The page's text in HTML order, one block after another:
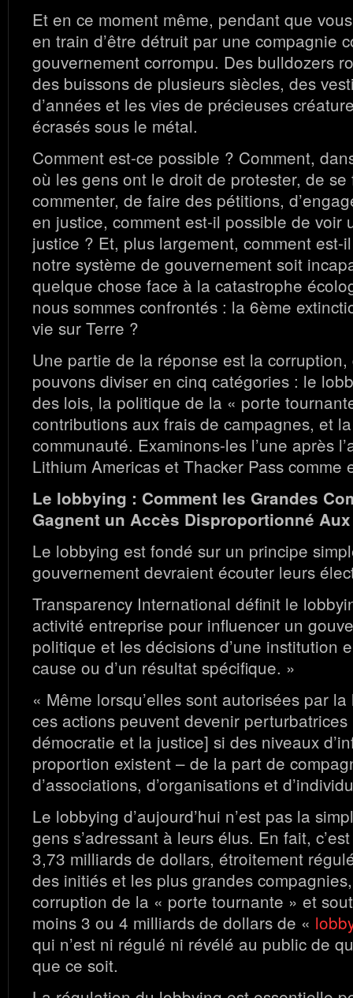
Et en ce moment même, pendant que
en train d’être détruit par une compagnie
gouvernement corrompu. Des bulldozers
des buissons de plusieurs siècles, des
d’années et les vies de précieuses
écrasés sous le métal.
Comment est-ce possible ? Comment,
où les gens ont le droit de protester, de
commenter, de faire des pétitions,
en justice, comment est-il possible de voir
justice ? Et, plus largement, comment est-
notre système de gouvernement soit
quelque chose face à la catastrophe
nous sommes confrontés : la 6ème
vie sur Terre ?
Une partie de la réponse est la
pouvons diviser en cinq catégories : le
des lois, la politique de la « porte
contributions aux frais de campagnes, et
communauté. Examinons-les l’une après
Lithium Americas et Thacker Pass comme
Le lobbying : Comment les Grandes
Gagnent un Accès Disproportionné
Le lobbying est fondé sur un principe
gouvernement devraient écouter leurs
Transparency International définit le
activité entreprise pour influencer un
politique et les décisions d’une institution
cause ou d’un résultat spécifique. »
« Même lorsqu’elles sont autorisées par
ces actions peuvent devenir
démocratie et la justice] si des niveaux
proportion existent – de la part de
d’associations, d’organisations et
Le lobbying d’aujourd’hui n’est pas la
gens s’adressant à leurs élus. En fait,
3,73 milliards de dollars, étroitement
des initiés et les plus grandes
corruption de la « porte tournante » et
moins 3 ou 4 milliards de dollars de «
qui n’est ni régulé ni révélé au public de
que ce soit.